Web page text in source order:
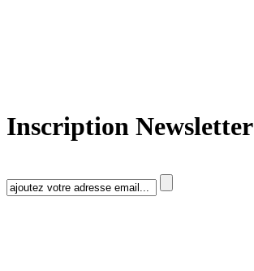
Inscription Newsletter